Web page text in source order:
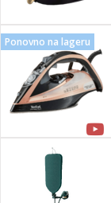
Ponovno na lageru